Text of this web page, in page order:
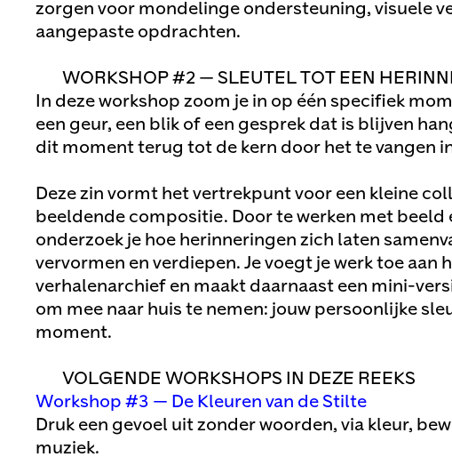
zorgen voor mondelinge ondersteuning, visuele
aangepaste opdrachten.
WORKSHOP #2 — SLEUTEL TOT EEN
In deze workshop zoom je in op één specifiek
een geur, een blik of een gesprek dat is blijven
dit moment terug tot de kern door het te vangen
Deze zin vormt het vertrekpunt voor een kleine
beeldende compositie. Door te werken met beeld
onderzoek je hoe herinneringen zich laten
vervormen en verdiepen. Je voegt je werk toe aan
verhalenarchief en maakt daarnaast een mini-
om mee naar huis te nemen: jouw persoonlijke
moment.
VOLGENDE WORKSHOPS IN DEZE REEKS
Workshop #3 — De Kleuren van de Stilte
Druk een gevoel uit zonder woorden, via kleur,
muziek.